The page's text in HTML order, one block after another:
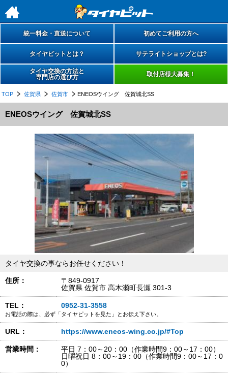
h
統一料金・直送について 初めてご利用の方へ
タイヤピットとは？ サテライトショップとは?
タイヤ交換の方法と
専門店の選び方
取付店様大募集！
TOP 佐賀県 佐賀市 ENEOSウイング 佐賀城北SS
ENEOSウイング 佐賀城北SS
タイヤ交換の事ならお任せください！
住所：
〒849-0917
佐賀県 佐賀市 高木瀬町長瀬 301-3
TEL： 0952-31-3558
お電話の際は、必ず「タイヤピットを見た」とお伝え下さい。
URL： https://www.eneos-wing.co.jp/#Top
営業時間：
平日 7：00～20：00（作業時間9：00～17：00）
日曜祝日 8：00～19：00（作業時間9：00～17：0
0）